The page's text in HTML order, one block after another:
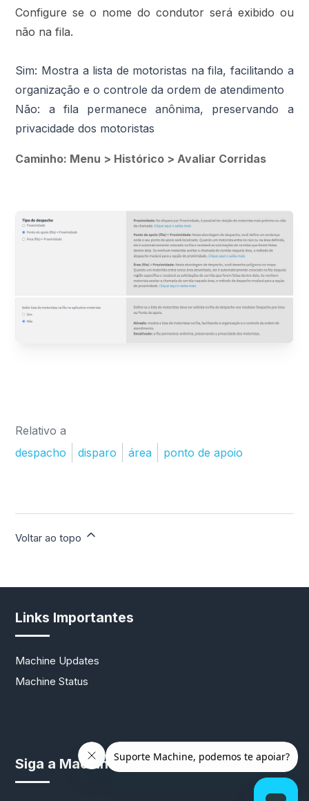
Configure se o nome do condutor será exibido ou
não na fila.
Sim: Mostra a lista de motoristas na fila, facilitando a
organização e o controle da ordem de atendimento
Não: a fila permanece anônima, preservando a
privacidade dos motoristas
Caminho: Menu > Histórico > Avaliar Corridas
Relativo a
despacho
disparo área ponto de apoio
Voltar ao topo
Links Importantes
Machine Updates
Machine Status
Siga a Machine